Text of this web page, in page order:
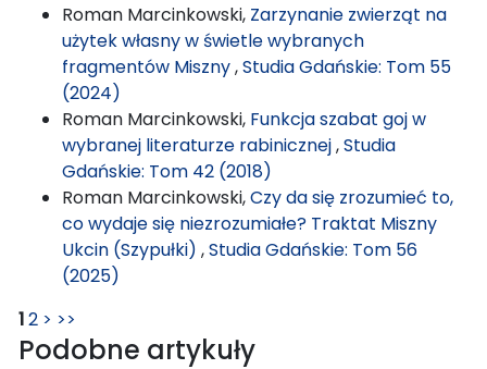
Roman Marcinkowski, Zarzynanie zwierząt na
użytek własny w świetle wybranych
fragmentów Miszny,Studia Gdańskie: Tom 55
(2024)
Roman Marcinkowski, Funkcja szabat goj w
wybranej literaturze rabinicznej,Studia
Gdańskie: Tom 42 (2018)
Roman Marcinkowski,Czy da się zrozumieć to,
co wydaje się niezrozumiałe? Traktat Miszny
Ukcin (Szypułki) ,Studia Gdańskie: Tom 56
(2025)
12 > >>
Podobne artykuły